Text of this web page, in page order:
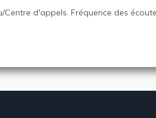
d'appels. Fréquence des